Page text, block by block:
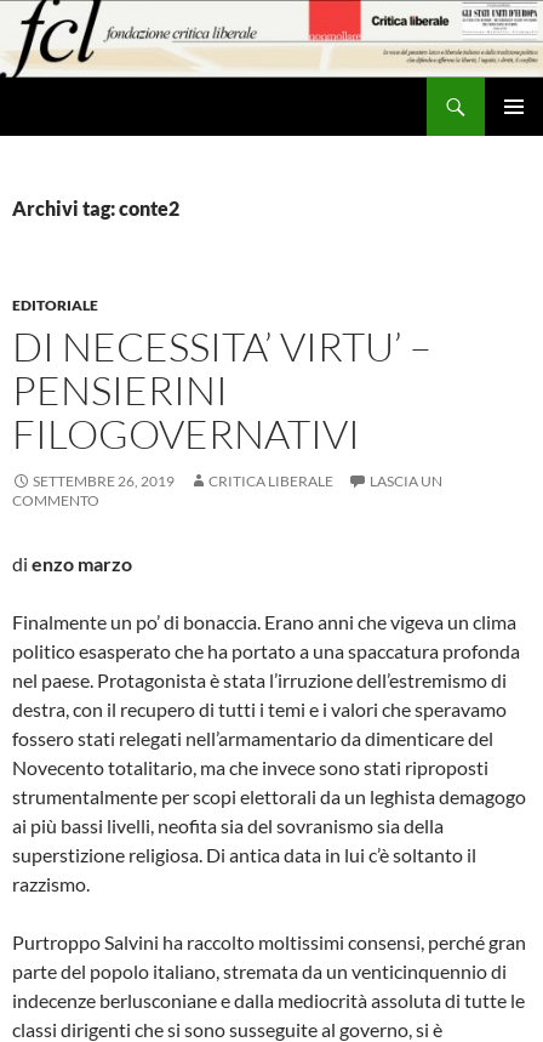
contenuto
Archivi tag: conte2
EDITORIALE
DI NECESSITA’ VIRTU’ –
PENSIERINI
FILOGOVERNATIVI
SETTEMBRE 26, 2019 CRITICA LIBERALE
LASCIA UN
COMMENTO
di enzo marzo
Finalmente un po’ di bonaccia. Erano anni che vigeva un clima
politico esasperato che ha portato a una spaccatura profonda
nel paese. Protagonista è stata l’irruzione dell’estremismo di
destra, con il recupero di tutti i temi e i valori che speravamo
fossero stati relegati nell’armamentario da dimenticare del
Novecento totalitario, ma che invece sono stati riproposti
strumentalmente per scopi elettorali da un leghista demagogo
ai più bassi livelli, neofita sia del sovranismo sia della
superstizione religiosa. Di antica data in lui c’è soltanto il
razzismo.
Purtroppo Salvini ha raccolto moltissimi consensi, perché gran
parte del popolo italiano, stremata da un venticinquennio di
indecenze berlusconiane e dalla mediocrità assoluta di tutte le
classi dirigenti che si sono susseguite al governo, si è